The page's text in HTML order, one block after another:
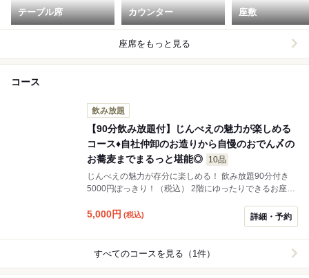
テーブル席 カウンター 座敷
座席をもっと見る
コース
飲み放題
【90分飲み放題付】じんべえの魅力が楽しめる
コース♦自社仲卸のお造りから自慢のおでん〆の
お蕎麦までまるっと堪能◎
10品
じんべえの魅力が存分に楽しめる！ 飲み放題90分付き
5000円ぽっきり！（税込） 2階にゆったりできるお座
からOK！
5,000円 (税込) 詳細・予約
すべてのコースを見る（1件）